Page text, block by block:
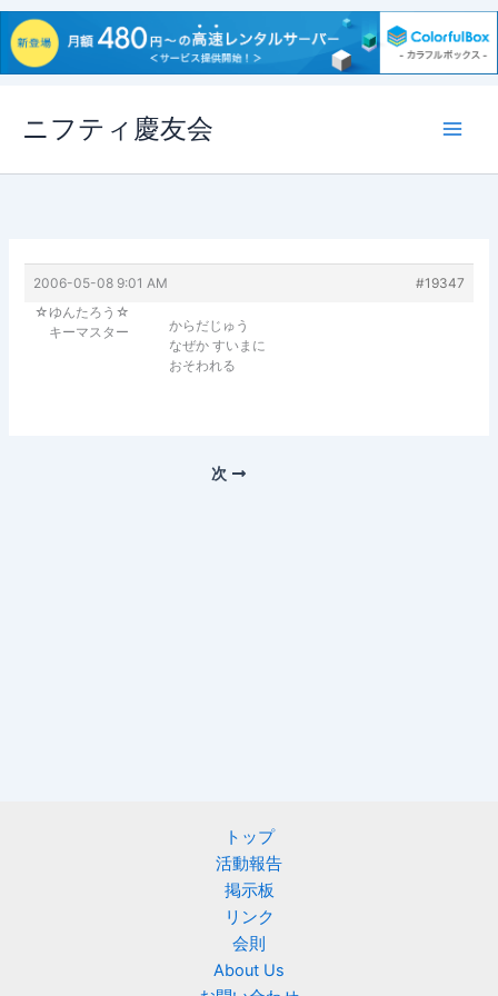
ス
ニフティ慶友会
2006-05-08 9:01 AM
#19347
☆ゆんたろう☆
キーマスター
からだじゅう
なぜか すいまに
おそわれる
次
トップ
活動報告
掲示板
リンク
会則
About Us